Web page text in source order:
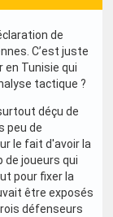
de
C’est juste
en Tunisie qui
tactique ?
déçu de
peu de
le fait d'avoir la
de joueurs qui
pour fixer la
être exposés
défenseurs